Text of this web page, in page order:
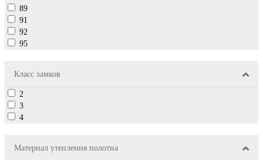
89
91
92
95
Класс замков
2
3
4
Материал утепления полотна